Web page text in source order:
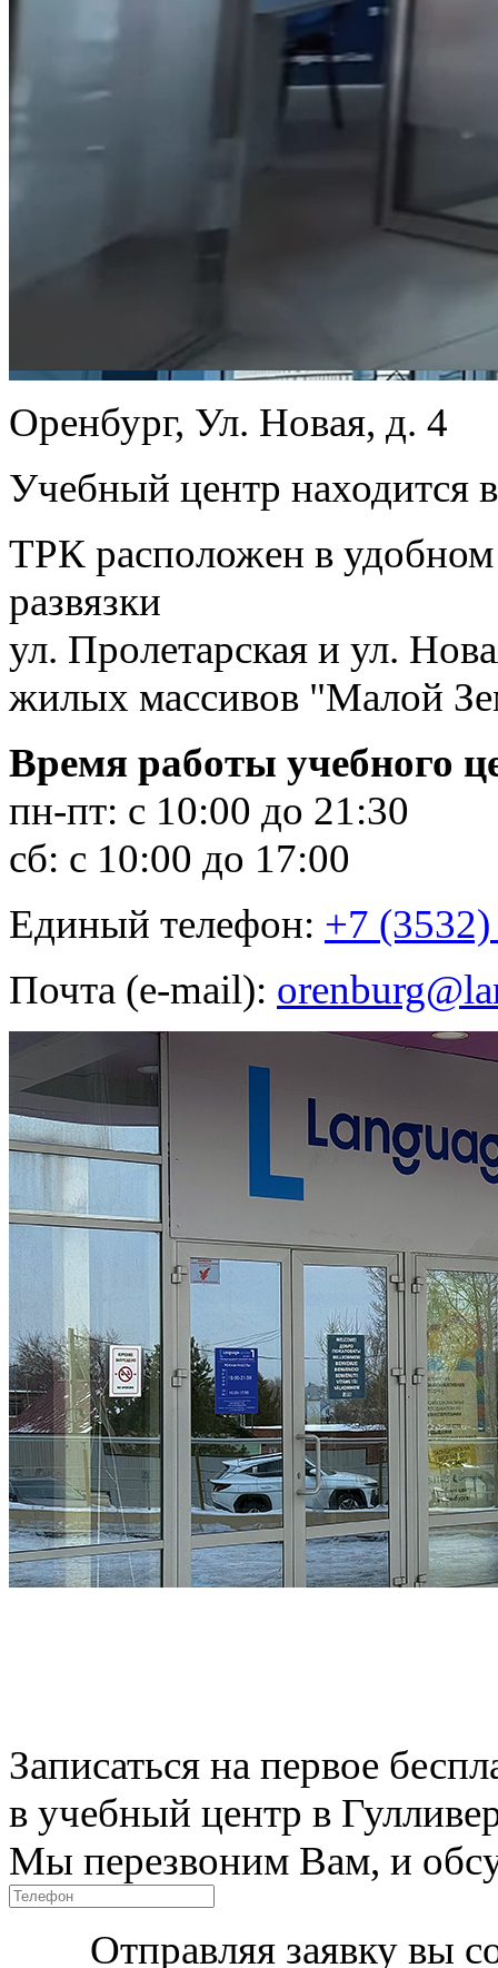
Оренбург, Ул. Новая, д. 4
Учебный центр находится
ТРК расположен в удобном
развязки
ул. Пролетарская и ул.
жилых массивов "Малой
Время работы учебного
пн-пт: с 10:00 до 21:30
сб: с 10:00 до 17:00
Единый телефон: +7
Почта (e-mail):
Записаться на первое
в учебный центр в
Мы перезвоним Вам, и
Отправляя заявку вы